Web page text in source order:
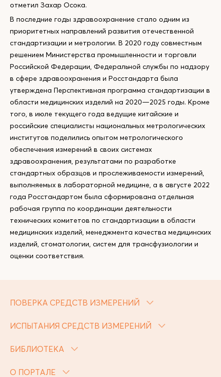
отметил Захар Осока.
В последние годы здравоохранение стало одним из
приоритетных направлений развития отечественной
стандартизации и метрологии. В 2020 году совместным
решением Министерства промышленности и торговли
Российской Федерации, Федеральной службы по надзору
в сфере здравоохранения и Росстандарта была
утверждена Перспективная программа стандартизации в
области медицинских изделий на 2020—2025 годы. Кроме
того, в июле текущего года ведущие китайские и
российские специалисты национальных метрологических
институтов поделились опытом метрологического
обеспечения измерений в своих системах
здравоохранения, результатами по разработке
стандартных образцов и прослеживаемости измерений,
выполняемых в лабораторной медицине, а в августе 2022
года Росстандартом была сформирована отдельная
рабочая группа по координации деятельности
технических комитетов по стандартизации в области
медицинских изделий, менеджмента качества медицинских
изделий, стоматологии, систем для трансфузиологии и
оценки соответствия.
ПОВЕРКА СРЕДСТВ ИЗМЕРЕНИЙ
ИСПЫТАНИЯ СРЕДСТВ ИЗМЕРЕНИЙ
БИБЛИОТЕКА
О ПОРТАЛЕ